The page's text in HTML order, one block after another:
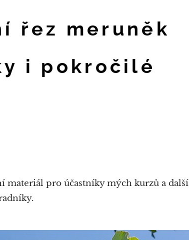
řez meruněk
i pokročilé
materiál pro účastníky mých kurzů a další